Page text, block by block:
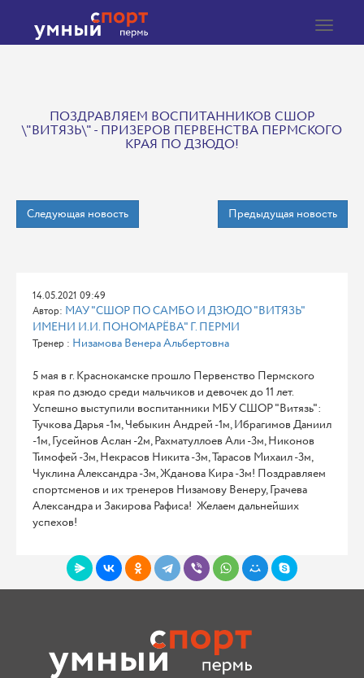
Toggle
ПОЗДРАВЛЯЕМ ВОСПИТАННИКОВ СШОР
\"ВИТЯЗЬ\" - ПРИЗЕРОВ ПЕРВЕНСТВА ПЕРМСКОГО
КРАЯ ПО ДЗЮДО!
Следующая новость Предыдущая новость
14.05.2021 09:49
Автор: МАУ "СШОР ПО САМБО И ДЗЮДО "ВИТЯЗЬ"
ИМЕНИ И.И. ПОНОМАРЁВА" Г. ПЕРМИ
Тренер : Низамова Венера Альбертовна
5 мая в г. Краснокамске прошло Первенство Пермского
края по дзюдо среди мальчиков и девочек до 11 лет.
Успешно выступили воспитанники МБУ СШОР "Витязь":
Тучкова Дарья -1м, Чебыкин Андрей -1м, Ибрагимов Даниил
-1м, Гусейнов Аслан -2м, Рахматуллоев Али -3м, Никонов
Тимофей -3м, Некрасов Никита -3м, Тарасов Михаил -3м,
Чуклина Александра -3м, Жданова Кира -3м! Поздравляем
спортсменов и их тренеров Низамову Венеру, Грачева
Александра и Закирова Рафиса! Желаем дальнейших
успехов!